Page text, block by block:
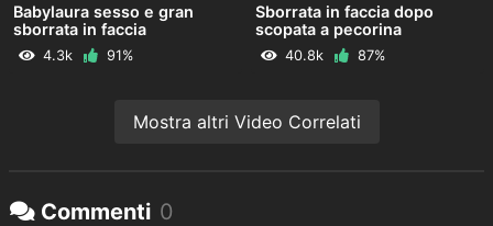
Babylaura sesso e gran
sborrata in faccia
4.3k 91%
Sborrata in faccia dopo
scopata a pecorina
40.8k 87%
Mostra altri Video Correlati
Commenti 0